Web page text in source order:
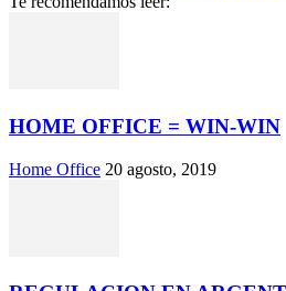
HOME OFFICE = WIN-WIN
Home Office 20 agosto, 2019